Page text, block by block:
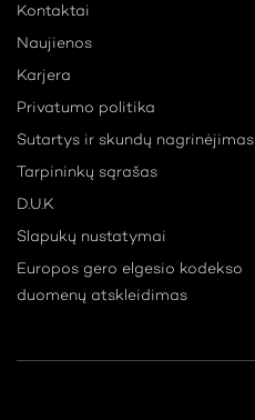
Kontaktai
Naujienos
Karjera
Privatumo politika
Sutartys ir skundų nagrinėjimas
Tarpininkų sąrašas
D.U.K
Slapukų nustatymai
Europos gero elgesio kodekso
duomenų atskleidimas